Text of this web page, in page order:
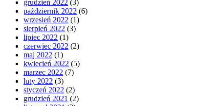
grudzień 2022 (3)
październik 2022 (6)
wrzesień 2022 (1)
sierpień 2022 (3)
lipiec 2022 (1)
czerwiec 2022 (2)
maj 2022 (1)
kwiecień 2022 (5)
marzec 2022 (7)
luty 2022 (3)
styczeń 2022 (2)
grudzień 2021 (2)